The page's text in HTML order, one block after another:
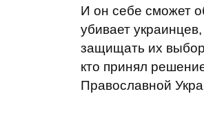
И он себе сможет
убивает
защищать их
кто принял
Православной